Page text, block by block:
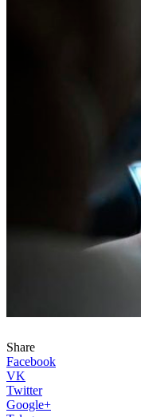
Share
Facebook
VK
Twitter
Google+